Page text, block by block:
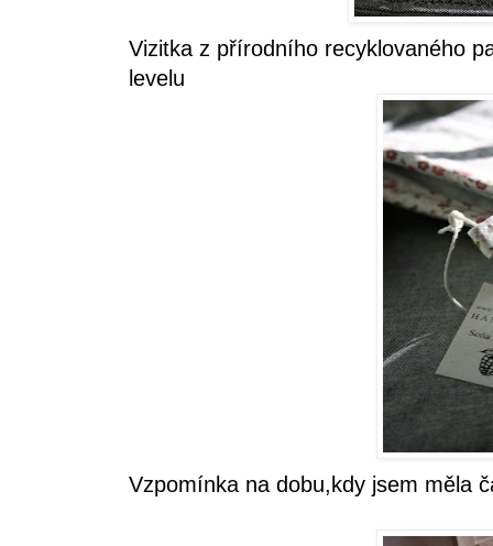
Vizitka z přírodního recyklovaného
levelu
Vzpomínka na dobu,kdy jsem měla